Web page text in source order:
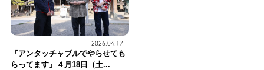
2026.04.17
『アンタッチャブルでやらせても
らってます』４月18日（土...